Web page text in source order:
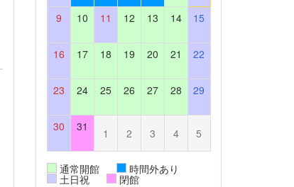
9 10 11 12 13 14 15
16 17 18 19 20 21 22
23 24 25 26 27 28 29
30 31 1 2 3 4 5
通常開館 時間外あり
土日祝 閉館